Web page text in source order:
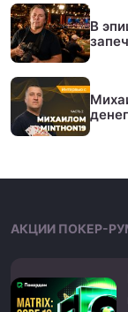
В
АКЦИИ ПОКЕР-